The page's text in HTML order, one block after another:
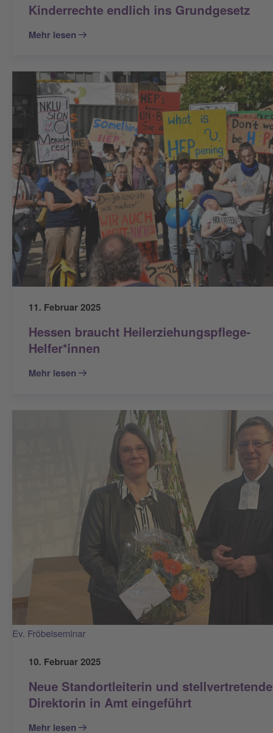
Kinderrechte endlich ins Grundgesetz
Mehr lesen
11. Februar 2025
Hessen braucht Heilerziehungspflege-
Helfer*innen
Mehr lesen
Ev. Fröbelseminar
10. Februar 2025
Neue Standortleiterin und stellvertretende
Direktorin in Amt eingeführt
Mehr lesen